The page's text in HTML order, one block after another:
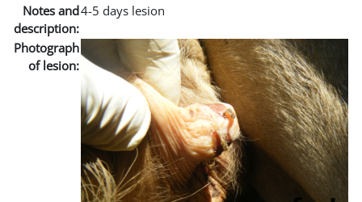
Notes and
description:
4-5 days lesion
Photograph
of lesion: